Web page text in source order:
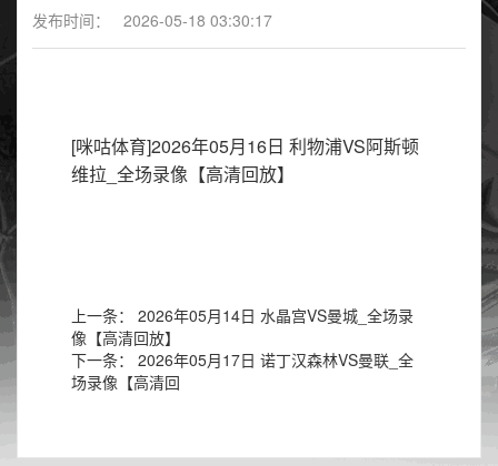
发布时间： 2026-05-18 03:30:17
[咪咕体育]2026年05月16日 利物浦VS阿斯顿
维拉_全场录像【高清回放】
上一条：
2026年05月14日 水晶宫VS曼城_全场录
像【高清回放】
下一条：
2026年05月17日 诺丁汉森林VS曼联_全
场录像【高清回